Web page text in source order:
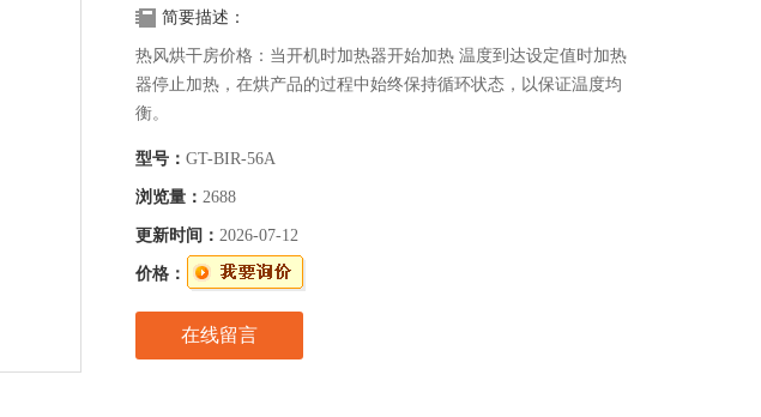
简要描述：
热风烘干房价格：当开机时加热器开始加热 温度到达设定值时加热
器停止加热，在烘产品的过程中始终保持循环状态，以保证温度均
衡。
型号： GT-BIR-56A
浏览量： 2688
更新时间： 2026-07-12
价格：
在线留言